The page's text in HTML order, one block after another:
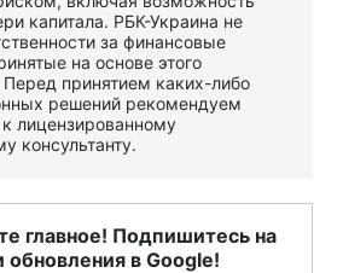
капитала. РБК-Украина не
за финансовые
на основе этого
принятием каких-либо
решений рекомендуем
к лицензированному
консультанту.
главное! Подпишитесь на
обновления в Google!